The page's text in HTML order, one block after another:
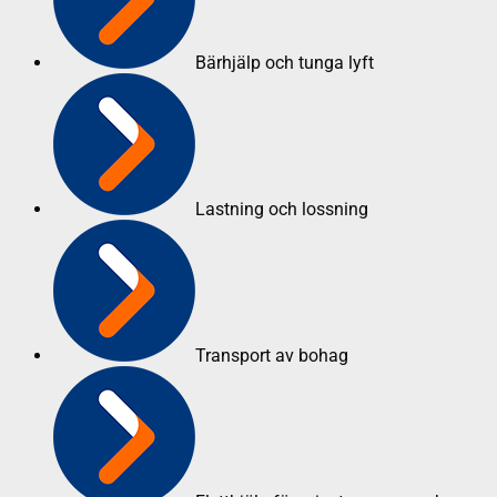
Bärhjälp och tunga lyft
Lastning och lossning
Transport av bohag